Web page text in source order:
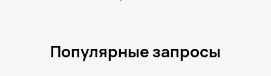
Популярные запросы